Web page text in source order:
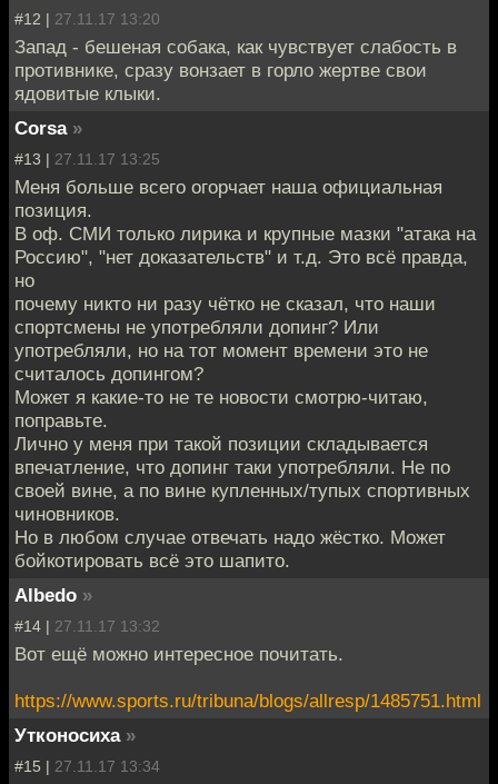
#12 | 27.11.17 13:20
Запад - бешеная собака, как чувствует слабость в
противнике, сразу вонзает в горло жертве свои
ядовитые клыки.
Corsa »
#13 | 27.11.17 13:25
Меня больше всего огорчает наша официальная
позиция.
В оф. СМИ только лирика и крупные мазки "атака на
Россию", "нет доказательств" и т.д. Это всё правда,
но
почему никто ни разу чётко не сказал, что наши
спортсмены не употребляли допинг? Или
употребляли, но на тот момент времени это не
считалось допингом?
Может я какие-то не те новости смотрю-читаю,
поправьте.
Лично у меня при такой позиции складывается
впечатление, что допинг таки употребляли. Не по
своей вине, а по вине купленных/тупых спортивных
чиновников.
Но в любом случае отвечать надо жёстко. Может
бойкотировать всё это шапито.
Albedo »
#14 | 27.11.17 13:32
Вот ещё можно интересное почитать.
https://www.sports.ru/tribuna/blogs/allresp/1485751.html
Утконосиха »
#15 | 27.11.17 13:34